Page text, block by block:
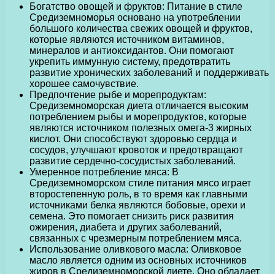
Богатство овощей и фруктов: Питание в стиле
Средиземноморья основано на употреблении
большого количества свежих овощей и фруктов,
которые являются источником витаминов,
минералов и антиоксидантов. Они помогают
укрепить иммунную систему, предотвратить
развитие хронических заболеваний и поддерживать
хорошее самочувствие.
Предпочтение рыбе и морепродуктам:
Средиземноморская диета отличается высоким
потреблением рыбы и морепродуктов, которые
являются источником полезных омега-3 жирных
кислот. Они способствуют здоровью сердца и
сосудов, улучшают кровоток и предотвращают
развитие сердечно-сосудистых заболеваний.
Умеренное потребление мяса: В
Средиземноморском стиле питания мясо играет
второстепенную роль, в то время как главными
источниками белка являются бобовые, орехи и
семена. Это помогает снизить риск развития
ожирения, диабета и других заболеваний,
связанных с чрезмерным потреблением мяса.
Использование оливкового масла: Оливковое
масло является одним из основных источников
жиров в Средиземноморской диете. Оно обладает